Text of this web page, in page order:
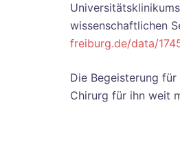
wissenschaftlichen
freiburg.de/data/
Die Begeisterung
Chirurg für ihn weit